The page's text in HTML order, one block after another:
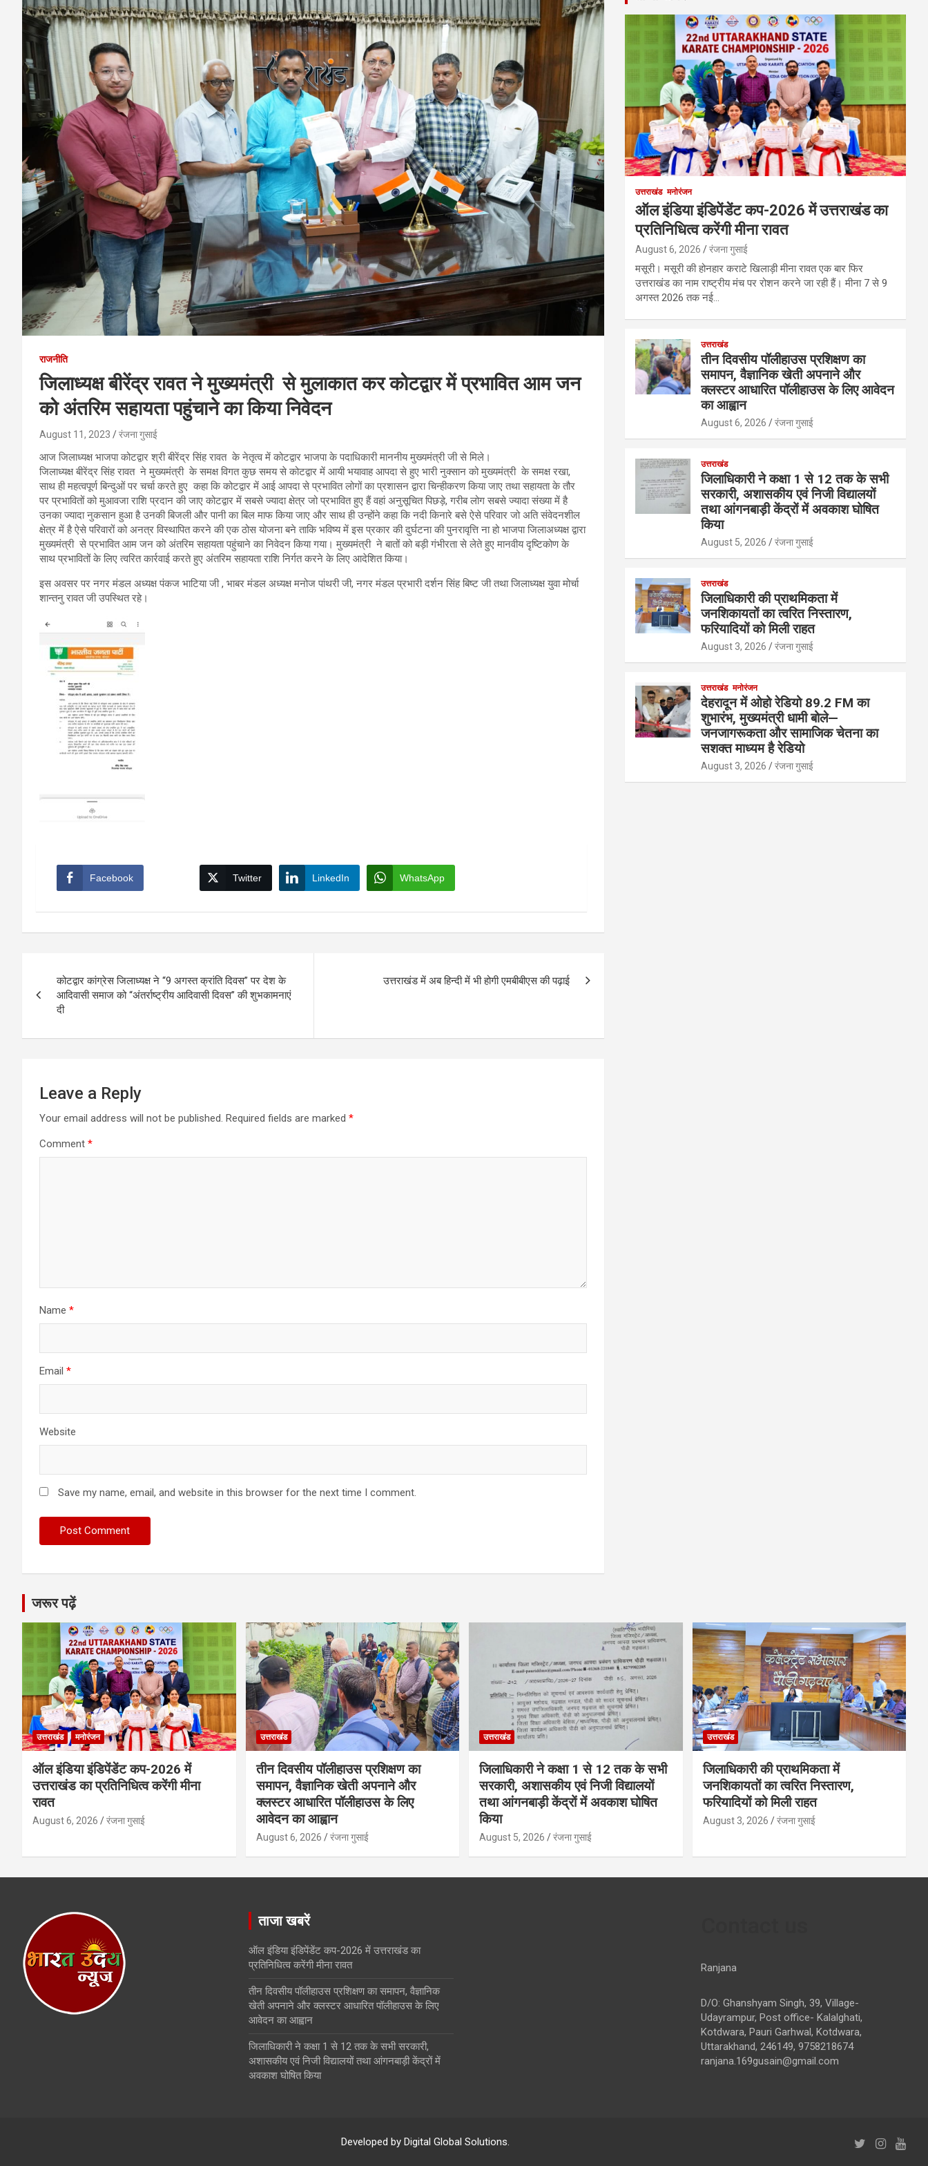
राजनीति
जिलाध्यक्ष बीरेंद्र रावत ने मुख्यमंत्री से मुलाकात कर कोटद्वार में प्रभावित आम जन
को अंतरिम सहायता पहुंचाने का किया निवेदन
August 11, 2023 रंजना गुसाई
आज जिलाध्यक्ष भाजपा कोटद्वार श्री बीरेंद्र सिंह रावत के नेतृत्व में कोटद्वार भाजपा के पदाधिकारी माननीय मुख्यमंत्री जी से मिले।
जिलाध्यक्ष बीरेंद्र सिंह रावत ने मुख्यमंत्री के समक्ष विगत कुछ समय से कोटद्वार में आयी भयावाह आपदा से हुए भारी नुक्सान को मुख्यमंत्री के समक्ष रखा,
साथ ही महत्वपूर्ण बिन्दुओं पर चर्चा करते हुए कहा कि कोटद्वार में आई आपदा से प्रभावित लोगों का प्रशासन द्वारा चिन्हीकरण किया जाए तथा सहायता के तौर
पर प्रभावितों को मुआवजा राशि प्रदान की जाए कोटद्वार में सबसे ज्यादा क्षेत्र जो प्रभावित हुए हैं वहां अनुसूचित पिछड़े, गरीब लोग सबसे ज्यादा संख्या में है
उनका ज्यादा नुकसान हुआ है उनकी बिजली और पानी का बिल माफ किया जाए और साथ ही उन्होंने कहा कि नदी किनारे बसे ऐसे परिवार जो अति संवेदनशील
क्षेत्र में है ऐसे परिवारों को अनत्र विस्थापित करने की एक ठोस योजना बने ताकि भविष्य में इस प्रकार की दुर्घटना की पुनरावृत्ति ना हो भाजपा जिलाअध्यक्ष द्वारा
मुख्यमंत्री से प्रभावित आम जन को अंतरिम सहायता पहुंचाने का निवेदन किया गया। मुख्यमंत्री ने बातों को बड़ी गंभीरता से लेते हुए मानवीय दृष्टिकोण के
साथ प्रभावितों के लिए त्वरित कार्रवाई करते हुए अंतरिम सहायता राशि निर्गत करने के लिए आदेशित किया।
इस अवसर पर नगर मंडल अध्यक्ष पंकज भाटिया जी , भाबर मंडल अध्यक्ष मनोज पांथरी जी, नगर मंडल प्रभारी दर्शन सिंह बिष्ट जी तथा जिलाध्यक्ष युवा मोर्चा
शान्तनु रावत जी उपस्थित रहे।
Facebook Twitter LinkedIn WhatsApp
navigation
कोटद्वार कांग्रेस जिलाध्यक्ष ने “9 अगस्त क्रांति दिवस” पर देश के
आदिवासी समाज को “अंतर्राष्ट्रीय आदिवासी दिवस” की शुभकामनाएं
दी
उत्तराखंड में अब हिन्दी में भी होगी एमबीबीएस की पढ़ाई
Leave a Reply
Your email address will not be published. Required fields are marked *
Comment *
Name *
Email *
Website
Save my name, email, and website in this browser for the next time I comment.
उत्तराखंड मनोरंजन
ऑल इंडिया इंडिपेंडेंट कप-2026 में उत्तराखंड का
प्रतिनिधित्व करेंगी मीना रावत
August 6, 2026 रंजना गुसाई
मसूरी। मसूरी की होनहार कराटे खिलाड़ी मीना रावत एक बार फिर
उत्तराखंड का नाम राष्ट्रीय मंच पर रोशन करने जा रही हैं। मीना 7 से 9
अगस्त 2026 तक नई…
उत्तराखंड
तीन दिवसीय पॉलीहाउस प्रशिक्षण का
समापन, वैज्ञानिक खेती अपनाने और
क्लस्टर आधारित पॉलीहाउस के लिए आवेदन
का आह्वान
August 6, 2026 रंजना गुसाई
उत्तराखंड
जिलाधिकारी ने कक्षा 1 से 12 तक के सभी
सरकारी, अशासकीय एवं निजी विद्यालयों
तथा आंगनबाड़ी केंद्रों में अवकाश घोषित
किया
August 5, 2026 रंजना गुसाई
उत्तराखंड
जिलाधिकारी की प्राथमिकता में
जनशिकायतों का त्वरित निस्तारण,
फरियादियों को मिली राहत
August 3, 2026 रंजना गुसाई
उत्तराखंड मनोरंजन
देहरादून में ओहो रेडियो 89.2 FM का
शुभारंभ, मुख्यमंत्री धामी बोले—
जनजागरूकता और सामाजिक चेतना का
सशक्त माध्यम है रेडियो
August 3, 2026 रंजना गुसाई
जरूर पढ़ें
उत्तराखंड मनोरंजन
ऑल इंडिया इंडिपेंडेंट कप-2026 में
उत्तराखंड का प्रतिनिधित्व करेंगी मीना
रावत
August 6, 2026 रंजना गुसाई
उत्तराखंड
तीन दिवसीय पॉलीहाउस प्रशिक्षण का
समापन, वैज्ञानिक खेती अपनाने और
क्लस्टर आधारित पॉलीहाउस के लिए
आवेदन का आह्वान
August 6, 2026 रंजना गुसाई
उत्तराखंड
जिलाधिकारी ने कक्षा 1 से 12 तक के सभी
सरकारी, अशासकीय एवं निजी विद्यालयों
तथा आंगनबाड़ी केंद्रों में अवकाश घोषित
किया
August 5, 2026 रंजना गुसाई
उत्तराखंड
जिलाधिकारी की प्राथमिकता में
जनशिकायतों का त्वरित निस्तारण,
फरियादियों को मिली राहत
August 3, 2026 रंजना गुसाई
ताजा खबरें
ऑल इंडिया इंडिपेंडेंट कप-2026 में उत्तराखंड का
प्रतिनिधित्व करेंगी मीना रावत
तीन दिवसीय पॉलीहाउस प्रशिक्षण का समापन, वैज्ञानिक
खेती अपनाने और क्लस्टर आधारित पॉलीहाउस के लिए
आवेदन का आह्वान
जिलाधिकारी ने कक्षा 1 से 12 तक के सभी सरकारी,
अशासकीय एवं निजी विद्यालयों तथा आंगनबाड़ी केंद्रों में
अवकाश घोषित किया
Ranjana
D/O: Ghanshyam Singh, 39, Village-
Udayrampur, Post office- Kalalghati,
Kotdwara, Pauri Garhwal, Kotdwara,
Uttarakhand, 246149, 9758218674
ranjana.169gusain@gmail.com
Developed by Digital Global Solutions.